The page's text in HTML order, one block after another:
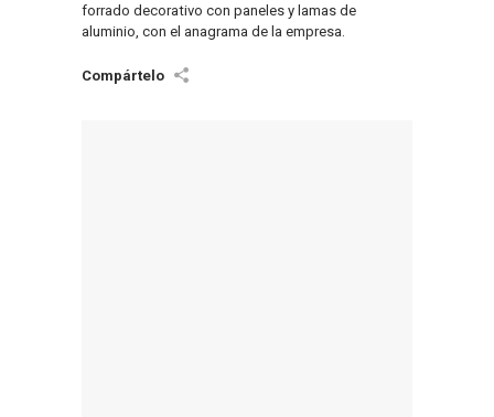
forrado decorativo con paneles y lamas de
aluminio, con el anagrama de la empresa.